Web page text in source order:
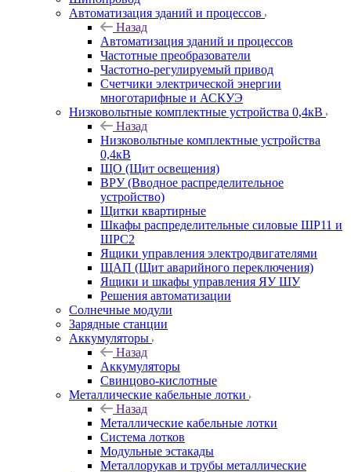
Автоматизация зданий и процессов
Назад
Автоматизация зданий и процессов
Частотные преобразователи
Частотно-регулируемый привод
Счетчики электрической энергии
многотарифные и АСКУЭ
Низковольтные комплектные устройства 0,4кВ
Назад
Низковольтные комплектные устройства
0,4кВ
ЩО (Щит освещения)
ВРУ (Вводное распределительное
устройство)
Щитки квартирные
Шкафы распределительные силовые ШР11 и
ШРС2
Ящики управления электродвигателями
ЩАП (Щит аварийного переключения)
Ящики и шкафы управления ЯУ ШУ
Решения автоматизации
Солнечные модули
Зарядные станции
Аккумуляторы
Назад
Аккумуляторы
Свинцово-кислотные
Металлические кабельные лотки
Назад
Металлические кабельные лотки
Система лотков
Модульные эстакады
Металлорукав и трубы металлические